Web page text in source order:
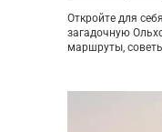
Откройте для
загадочную
маршруты,